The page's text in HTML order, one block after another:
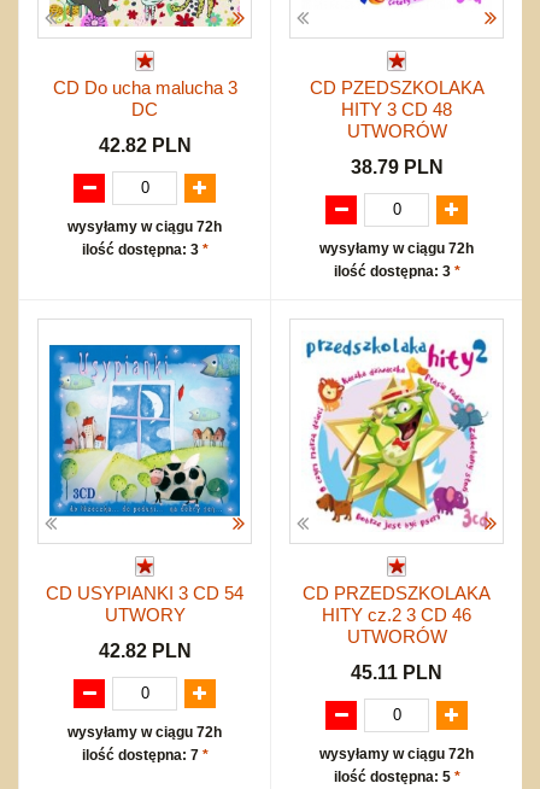
CD Do ucha malucha 3
DC
42.82 PLN
wysyłamy w ciągu 72h
ilość dostępna: 3 *
CD PZEDSZKOLAKA
HITY 3 CD 48
UTWORÓW
38.79 PLN
wysyłamy w ciągu 72h
ilość dostępna: 3 *
CD USYPIANKI 3 CD 54
UTWORY
42.82 PLN
wysyłamy w ciągu 72h
ilość dostępna: 7 *
CD PRZEDSZKOLAKA
HITY cz.2 3 CD 46
UTWORÓW
45.11 PLN
wysyłamy w ciągu 72h
ilość dostępna: 5 *